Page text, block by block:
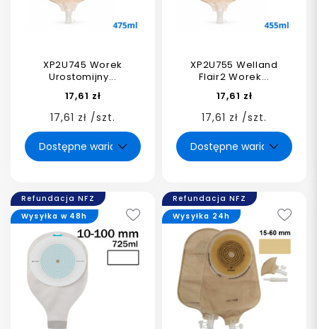
XP2U745 Worek
Urostomijny...
17,61 zł
17,61 zł /szt.
XP2U755 Welland
Flair2 Worek...
17,61 zł
17,61 zł /szt.
Refundacja NFZ
Wysyłka w 48h
Refundacja NFZ
Wysyłka 24h